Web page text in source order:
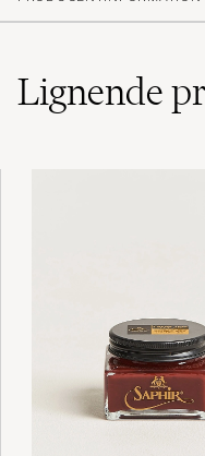
(0)
Dette produkt
årrække. Det er
Jeg måtte
mottatt den og
forsendelse ble
hjelp fra dere
å bestille noe fra
Lignende